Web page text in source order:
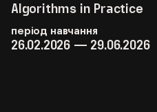
Algorithms in Practice
період навчання
26.02.2026 — 29.06.2026